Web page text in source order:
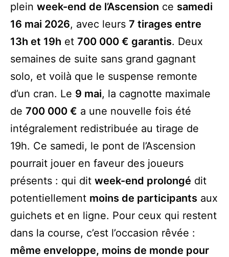
plein week-end de l’Ascension ce samedi
16 mai 2026, avec leurs 7 tirages entre
13h et 19h et 700 000 € garantis. Deux
semaines de suite sans grand gagnant
solo, et voilà que le suspense remonte
d’un cran. Le 9 mai, la cagnotte maximale
de 700 000 € a une nouvelle fois été
intégralement redistribuée au tirage de
19h. Ce samedi, le pont de l’Ascension
pourrait jouer en faveur des joueurs
présents : qui dit week-end prolongé dit
potentiellement moins de participantsaux
guichets et en ligne. Pour ceux qui restent
dans la course, c’est l’occasion rêvée :
même enveloppe, moins de monde pour